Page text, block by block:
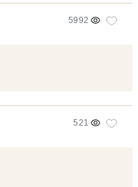
5992
521